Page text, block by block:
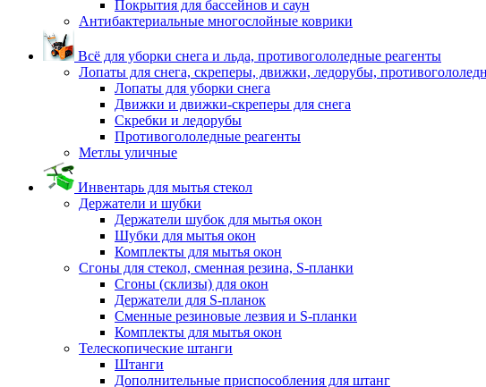
Покрытия для бассейнов и саун
Антибактериальные многослойные коврики
Всё для уборки снега и льда, противогололедные реагенты
Лопаты для снега, скреперы, движки, ледорубы,
Лопаты для уборки снега
Движки и движки-скреперы для снега
Скребки и ледорубы
Противогололедные реагенты
Метлы уличные
Инвентарь для мытья стекол
Держатели и шубки
Держатели шубок для мытья окон
Шубки для мытья окон
Комплекты для мытья окон
Сгоны для стекол, сменная резина, S-планки
Сгоны (склизы) для окон
Держатели для S-планок
Сменные резиновые лезвия и S-планки
Комплекты для мытья окон
Телескопические штанги
Штанги
Дополнительные приспособления для штанг